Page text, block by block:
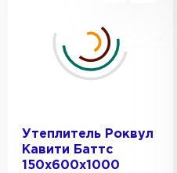
Утеплитель Роквул
Кавити Баттс
150х600х1000